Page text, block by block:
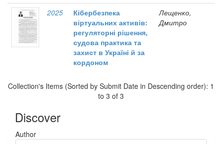
2025
Кібербезпека
віртуальних активів:
регуляторні рішення,
судова практика та
захист в Україні й за
кордоном
Лещенко,
Дмитро
Collection's Items (Sorted by Submit Date in Descending order): 1
to 3 of 3
Discover
Author